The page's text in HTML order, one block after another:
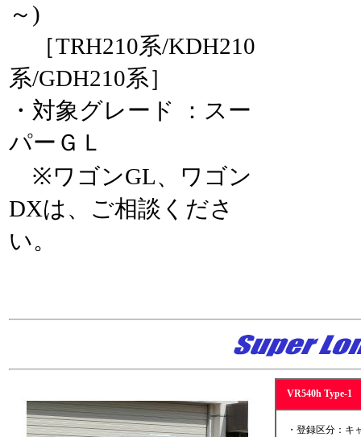
～)
［TRH210系/KDH210
系/GDH210系］
・対象グレード ：スー
パーＧＬ
※ワゴンGL、ワゴン
DXは、ご相談くださ
い。
VR540h Type-1
・登録区分：キ